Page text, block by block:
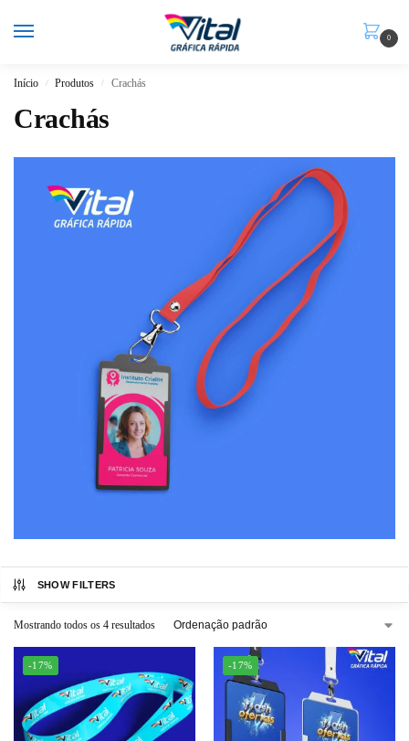
0
Início / Produtos / Crachás
Crachás
SHOW FILTERS
Mostrando todos os 4 resultados
-17% -17%